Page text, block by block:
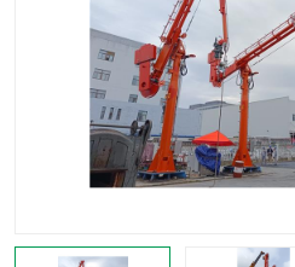
装车鹤管
紧急脱离干式接头
汽车鹤管
底部鹤管